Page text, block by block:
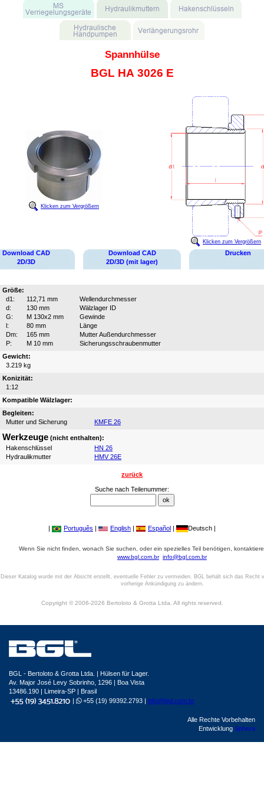
Spannhülse
BGL HA 3026 E
Klicken zum Vergrößern
Klicken zum Vergrößern
Download CAD
2D/3D
Download CAD
2D/3D (mit lager)
Drucken
Größe:
d1:
112,71 mm
Wellendurchmesser
d:
130 mm
Wälzlager ID
G:
M 130x2 mm
Gewinde
l:
80 mm
Länge
Dm:
165 mm
Mutter Außendurchmesser
P:
M 10 mm
Sicherungsschraubenmutter
Gewicht:
3.219 kg
Konizität:
1:12
Kompatible Wälzlager:
Begleiten:
Mutter und Sicherung
KMFE 26
Werkzeuge (nicht enthalten):
Hakenschlüssel
HN 26
Hydraulikmutter
HMV 26E
zurück
Suche nach Teilenummer:
| Português | English | Español | Deutsch |
Wenn Sie nicht finden, wonach Sie suchen, oder ein spezielles Teil benötigen,
www.bgl.com.br info@bgl.com.br
Dieser Katalog wurde mit der Absicht erstellt, eventuelle Fehler zu vermeiden. BGL behält sich das Recht
vorherige Ankündigung zu ändern.
Copyright © 2006-2026 Bertoloto & Grotta Ltda. All rights reserved.
BGL - Bertoloto & Grotta Ltda. | Hülsen für Lager.
Av. Major José Levy Sobrinho, 1296 | Boa Vista
13486.190 | Limeira-SP | Brasil
|
+55 (19) 99392.2793 | info@bgl.com.br
Alle Rechte Vorbehalten
Entwicklung Sphera